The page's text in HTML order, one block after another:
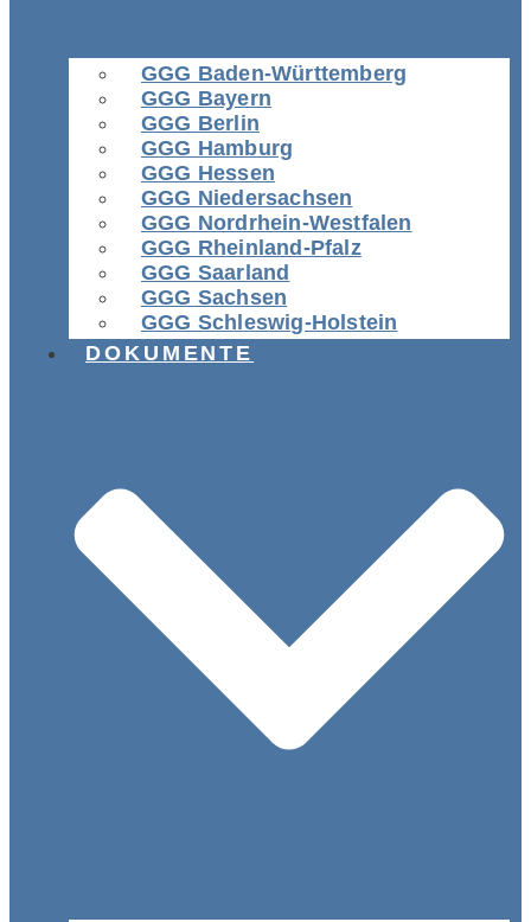
GGG Baden-Württemberg
GGG Bayern
GGG Berlin
GGG Hamburg
GGG Hessen
GGG Niedersachsen
GGG Nordrhein-Westfalen
GGG Rheinland-Pfalz
GGG Saarland
GGG Sachsen
GGG Schleswig-Holstein
DOKUMENTE